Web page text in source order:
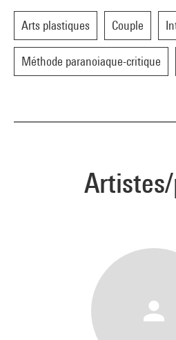
Arts plastiques Couple
Méthode paranoiaque-critique